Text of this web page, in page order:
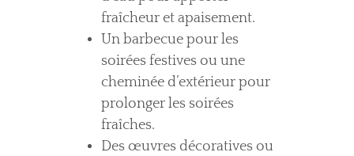
fraîcheur et apaisement.
Un barbecue pour les
soirées festives ou une
cheminée d’extérieur pour
prolonger les soirées
fraîches.
Des œuvres décoratives ou